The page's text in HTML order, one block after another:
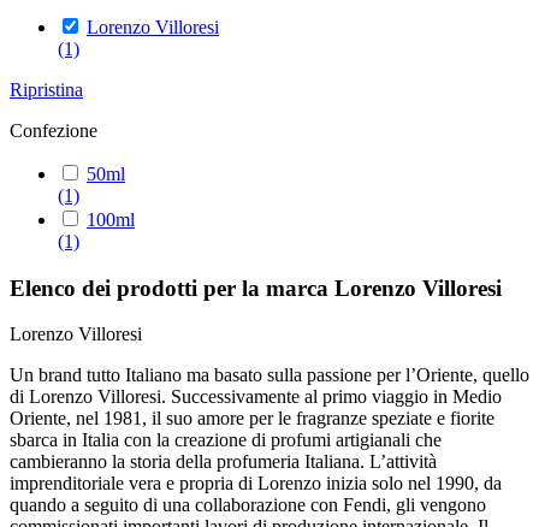
Lorenzo Villoresi
(1)
Ripristina
Confezione
50ml
(1)
100ml
(1)
Elenco dei prodotti per la marca Lorenzo Villoresi
Lorenzo Villoresi
Un brand tutto Italiano ma basato sulla passione per l’Oriente, quello
di Lorenzo Villoresi. Successivamente al primo viaggio in Medio
Oriente, nel 1981, il suo amore per le fragranze speziate e fiorite
sbarca in Italia con la creazione di profumi artigianali che
cambieranno la storia della profumeria Italiana. L’attività
imprenditoriale vera e propria di Lorenzo inizia solo nel 1990, da
quando a seguito di una collaborazione con Fendi, gli vengono